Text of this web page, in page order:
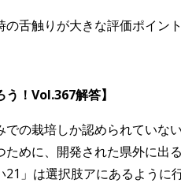
舌触りが大きな評価ポイント
う！Vol.367解答】
の栽培しか認められていな
めに、開発された県外に出
」は選択肢アにあるように